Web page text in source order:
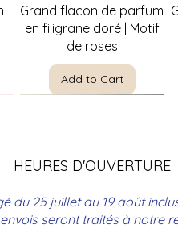
Quick View
Grand flacon de parfum
en filigrane doré | Motif
de roses
Add to Cart
HEURES D'OUVERTURE
du 25 juillet au 19 août
seront traités à notre